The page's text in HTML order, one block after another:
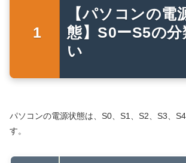
【パソコンの電
態】S0ーS5の分
い
パソコンの電源状態は、S0、S1、S2、S3、
す。